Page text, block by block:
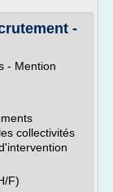
-
- Mention
collectivités
F)